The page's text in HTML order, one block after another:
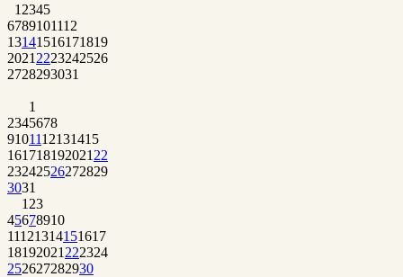
1 2345
6789101112
13141516171819
2021 2223242526
2728293031
1
2345678
9101112131415
161718192021 22
23242526272829
3031
1 23
45678910
11121314151617
18192021 222324
252627282930